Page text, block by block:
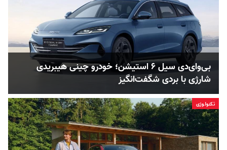
بی‌وای‌دی سیل ۶ استیشن؛ خودرو چینی هیبریدی
شارژی با بردی شگفت‌انگیز
تکنولوژی